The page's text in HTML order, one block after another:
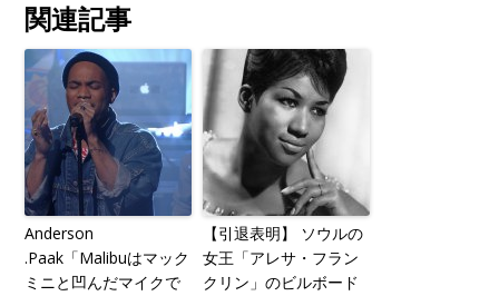
関連記事
Anderson
.Paak「Malibuはマック
ミニと凹んだマイクで
【引退表明】 ソウルの
女王「アレサ・フラン
クリン」のビルボード